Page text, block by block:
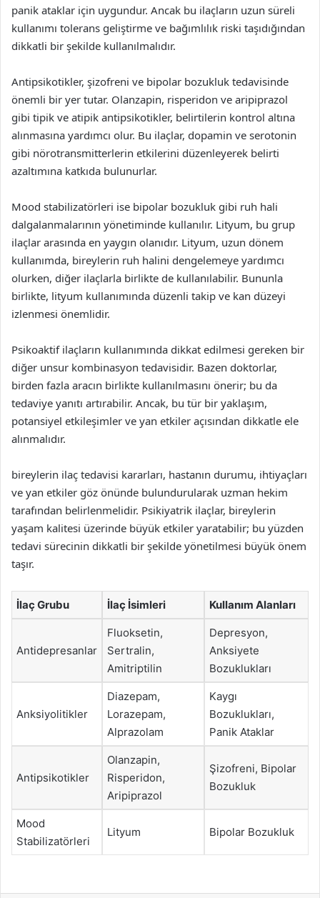
panik ataklar için uygundur. Ancak bu ilaçların uzun süreli
kullanımı tolerans geliştirme ve bağımlılık riski taşıdığından
dikkatli bir şekilde kullanılmalıdır.
Antipsikotikler, şizofreni ve bipolar bozukluk tedavisinde
önemli bir yer tutar. Olanzapin, risperidon ve aripiprazol
gibi tipik ve atipik antipsikotikler, belirtilerin kontrol altına
alınmasına yardımcı olur. Bu ilaçlar, dopamin ve serotonin
gibi nörotransmitterlerin etkilerini düzenleyerek belirti
azaltımına katkıda bulunurlar.
Mood stabilizatörleri ise bipolar bozukluk gibi ruh hali
dalgalanmalarının yönetiminde kullanılır. Lityum, bu grup
ilaçlar arasında en yaygın olanıdır. Lityum, uzun dönem
kullanımda, bireylerin ruh halini dengelemeye yardımcı
olurken, diğer ilaçlarla birlikte de kullanılabilir. Bununla
birlikte, lityum kullanımında düzenli takip ve kan düzeyi
izlenmesi önemlidir.
Psikoaktif ilaçların kullanımında dikkat edilmesi gereken bir
diğer unsur kombinasyon tedavisidir. Bazen doktorlar,
birden fazla aracın birlikte kullanılmasını önerir; bu da
tedaviye yanıtı artırabilir. Ancak, bu tür bir yaklaşım,
potansiyel etkileşimler ve yan etkiler açısından dikkatle ele
alınmalıdır.
bireylerin ilaç tedavisi kararları, hastanın durumu, ihtiyaçları
ve yan etkiler göz önünde bulundurularak uzman hekim
tarafından belirlenmelidir. Psikiyatrik ilaçlar, bireylerin
yaşam kalitesi üzerinde büyük etkiler yaratabilir; bu yüzden
tedavi sürecinin dikkatli bir şekilde yönetilmesi büyük önem
taşır.
İlaç Grubu İlaç İsimleri Kullanım Alanları
Antidepresanlar
Fluoksetin,
Sertralin,
Amitriptilin
Depresyon,
Anksiyete
Bozuklukları
Anksiyolitikler
Diazepam,
Lorazepam,
Alprazolam
Kaygı
Bozuklukları,
Panik Ataklar
Antipsikotikler
Olanzapin,
Risperidon,
Aripiprazol
Şizofreni, Bipolar
Bozukluk
Mood
Stabilizatörleri
Lityum Bipolar Bozukluk